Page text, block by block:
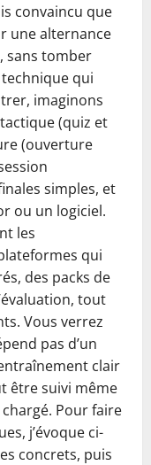
convaincu que
une alternance
sans tomber
technique qui
imaginons
(quiz et
(ouverture
simples, et
ou un logiciel.
les
qui
des packs de
tout
Vous verrez
pas d’un
clair
être suivi même
Pour faire
j’évoque ci-
concrets, puis